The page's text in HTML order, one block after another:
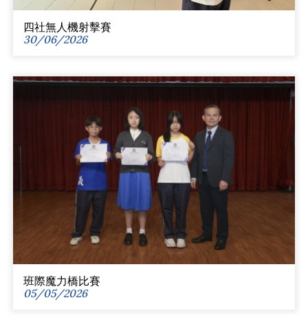
四社無人機射擊賽
30/06/2026
班際魔力橋比賽
05/05/2026